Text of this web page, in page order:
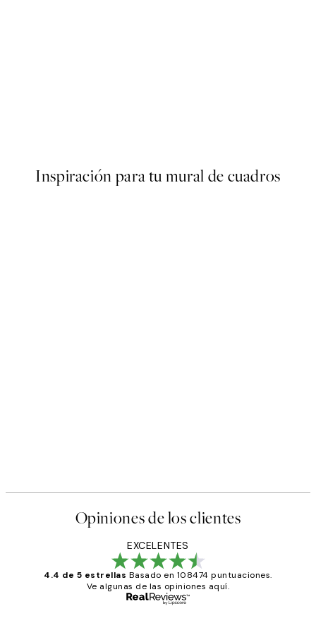
Inspiración para tu mural de cuadros
Opiniones de los clientes
EXCELENTES
4.4 de 5 estrellas Basado en 108474 puntuaciones.
Ve algunas de las opiniones aquí.